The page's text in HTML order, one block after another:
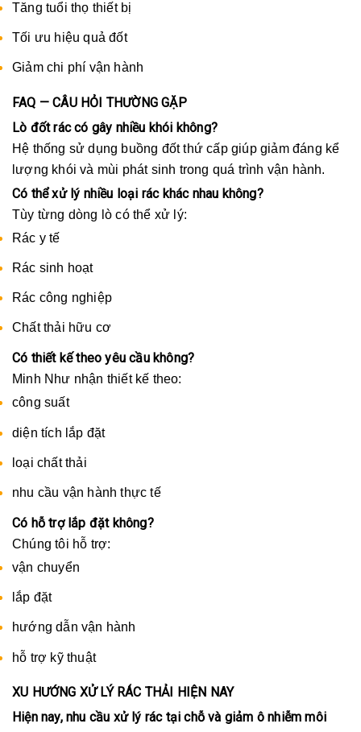
Tăng tuổi thọ thiết bị
Tối ưu hiệu quả đốt
Giảm chi phí vận hành
FAQ — CÂU HỎI THƯỜNG GẶP
Lò đốt rác có gây nhiều khói không?
Hệ thống sử dụng buồng đốt thứ cấp giúp giảm đáng kể
lượng khói và mùi phát sinh trong quá trình vận hành.
Có thể xử lý nhiều loại rác khác nhau không?
Tùy từng dòng lò có thể xử lý:
Rác y tế
Rác sinh hoạt
Rác công nghiệp
Chất thải hữu cơ
Có thiết kế theo yêu cầu không?
Minh Như nhận thiết kế theo:
công suất
diện tích lắp đặt
loại chất thải
nhu cầu vận hành thực tế
Có hỗ trợ lắp đặt không?
Chúng tôi hỗ trợ:
vận chuyển
lắp đặt
hướng dẫn vận hành
hỗ trợ kỹ thuật
XU HƯỚNG XỬ LÝ RÁC THẢI HIỆN NAY
Hiện nay, nhu cầu xử lý rác tại chỗ và giảm ô nhiễm môi